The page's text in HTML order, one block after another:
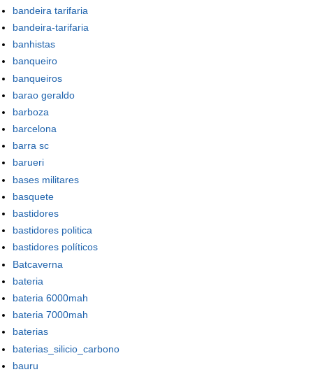
bandeira tarifaria
bandeira-tarifaria
banhistas
banqueiro
banqueiros
barao geraldo
barboza
barcelona
barra sc
barueri
bases militares
basquete
bastidores
bastidores politica
bastidores políticos
Batcaverna
bateria
bateria 6000mah
bateria 7000mah
baterias
baterias_silicio_carbono
bauru